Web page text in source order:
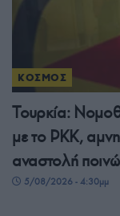
ΚΟΣΜΟΣ
Τουρκία:
με το PKK,
αναστολή
5/08/2026 - 4:30μμ